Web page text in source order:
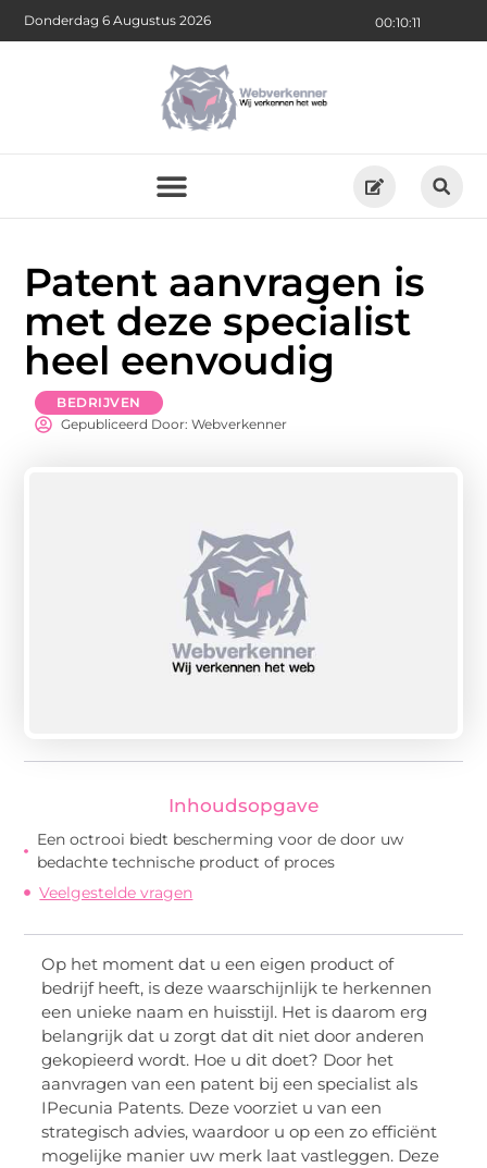
00:10:12
Donderdag 6 Augustus 2026
Patent aanvragen is
met deze specialist
heel eenvoudig
BEDRIJVEN
Gepubliceerd Door: Webverkenner
Inhoudsopgave
Een octrooi biedt bescherming voor de door uw
bedachte technische product of proces
Veelgestelde vragen
Op het moment dat u een eigen product of
bedrijf heeft, is deze waarschijnlijk te herkennen
een unieke naam en huisstijl. Het is daarom erg
belangrijk dat u zorgt dat dit niet door anderen
gekopieerd wordt. Hoe u dit doet? Door het
aanvragen van een patent bij een specialist als
IPecunia Patents. Deze voorziet u van een
strategisch advies, waardoor u op een zo efficiënt
mogelijke manier uw merk laat vastleggen. Deze